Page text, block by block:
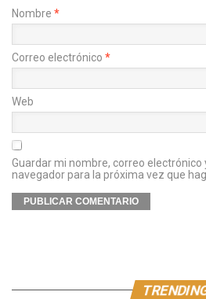
Nombre *
Correo electrónico *
Web
Guardar mi nombre, correo electrónico
navegador para la próxima vez que